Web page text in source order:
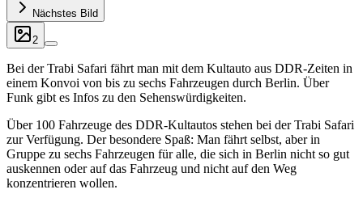
Nächstes Bild
2
Bei der Trabi Safari fährt man mit dem Kultauto aus DDR-Zeiten in
einem Konvoi von bis zu sechs Fahrzeugen durch Berlin. Über
Funk gibt es Infos zu den Sehenswürdigkeiten.
Über 100 Fahrzeuge des DDR-Kultautos stehen bei der Trabi Safari
zur Verfügung. Der besondere Spaß: Man fährt selbst, aber in
Gruppe zu sechs Fahrzeugen für alle, die sich in Berlin nicht so gut
auskennen oder auf das Fahrzeug und nicht auf den Weg
konzentrieren wollen.